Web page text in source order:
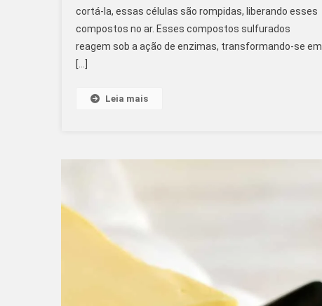
Cebola?
cortá-la, essas células são rompidas, liberando esses
compostos no ar. Esses compostos sulfurados
reagem sob a ação de enzimas, transformando-se em
[…]
Leia mais